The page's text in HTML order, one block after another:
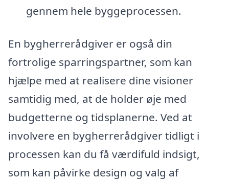
gennem hele byggeprocessen.
En bygherrerådgiver er også din
fortrolige sparringspartner, som kan
hjælpe med at realisere dine visioner
samtidig med, at de holder øje med
budgetterne og tidsplanerne. Ved at
involvere en bygherrerådgiver tidligt i
processen kan du få værdifuld indsigt,
som kan påvirke design og valg af